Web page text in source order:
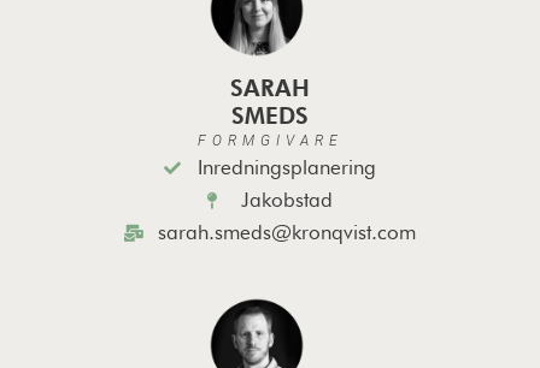
SARAH
SMEDS
FORMGIVARE
Inredningsplanering
Jakobstad
sarah.smeds@kronqvist.com